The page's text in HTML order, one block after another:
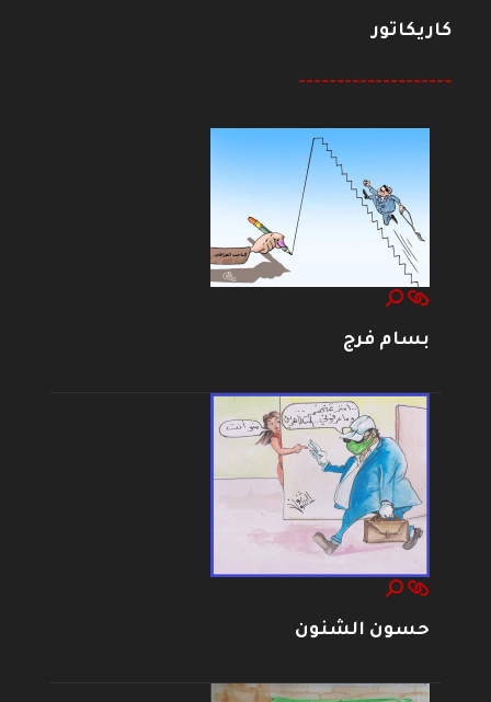
كاريكاتور
--------------------
بسام فرج
حسون الشنون